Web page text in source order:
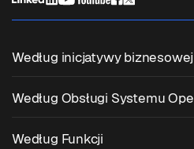
Według inicjatywy biznesowej
Według Obsługi Systemu
Według Funkcji